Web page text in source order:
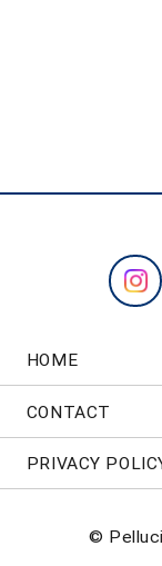
HOME
CONTACT
PRIVACY
©